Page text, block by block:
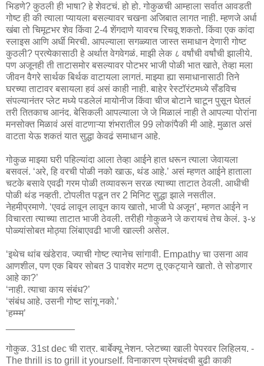
भिडणे? कुठली ही भाषा? हे शेवटचं. हो हो. गोकुळची आम्हाला सर्वात आवडती
गोष्ट ही की त्याला प्यायला बसल्यावर चखना अजिबात लागत नाही. म्हणजे अर्धा
खंबा तो चिमूटभर शेव किंवा 2-4 शेंगदाणे यावरच रिचवू शकतो. किंवा एक कांदा
स्लाइस आणि अर्धी मिरची. आपल्याला सगळ्यात जास्त समाधान देणारी गोष्ट
कुठली? प्रत्येकासाठी हे अर्थात वेगवेगळं. माझी लेक ८ वर्षांची वर्षांची झालीये.
पण अजूनही ती ताटासमोर बसल्यावर पोटभर भाजी पोळी भात खाते, तेव्हा मला
जीवन वैगरे सार्थक बिर्थक वाटायला लागतं. माझ्या ह्या समाधानासाठी तिने
घरच्या ताटावर बसायला हवं असं काही नाही. बाहेर रेस्टॉरंटमध्ये सँडविच
संपल्यानंतर प्लेट मध्ये पडलेलं मायोनीज किंवा चीज बोटाने चाटून पुसून घेतलं
तरी तितकाच आनंद. बेसिकली आपल्याला जे जे मिळालं नाही ते आपल्या पोरांना
मनसोक्त मिळावं असं वाटणाऱ्या शंभरातील 99 लोकांपैकी मी आहे. मुळात असं
वाटता येऊ शकतं यात सुद्धा केवढं समाधान आहे.
गोकुळ माझ्या घरी पहिल्यांदा आला तेव्हा आईने हात धरून त्याला जेवायला
बसवलं. ‘अरे, हि वरची पोळी नको खाऊ, थंड आहे.’ असं म्हणत आईने हाताला
चटके बसावे एवढी गरम पोळी तव्यावरून सरळ त्याच्या ताटात ठेवली. आधीची
पोळी थंड नव्हती. टोपलीत पडून तर 2 मिनिट सुद्धा झाले नसतील.
नेहमीप्रमाणे. ‘एवढं लावून लावून काय खातो, भाजी घे अजून’, म्हणत आईने न
विचारता त्याच्या ताटात भाजी ठेवली. तरीही गोकुळने जे करायचं तेच केलं. ३-४
पोळ्यांसोबत मोठ्या लिंबाएवढी भाजी खाल्ली असेल.
‘इथेच थांब खंडेराव. ज्याची गोष्ट त्यानेच सांगावी. Empathy चा उसना आव
आणशील, पण एक बियर सोबत 3 पावशेर मटण तू एकट्याने खातो. ते सोडणार
आहे का?’
‘नाही. त्याचा काय संबंध?’
‘संबंध आहे. उसनी गोष्ट सांगू नको.’
‘हम्म्म’
गोकुळ. 31st dec ची रात्र. बार्बेक्यू नेशन. प्लेटच्या खाली पेपरवर लिहिलय. -
The thrill is to grill it yourself. विनाकारण प्रेमचंदची बुढी काकी